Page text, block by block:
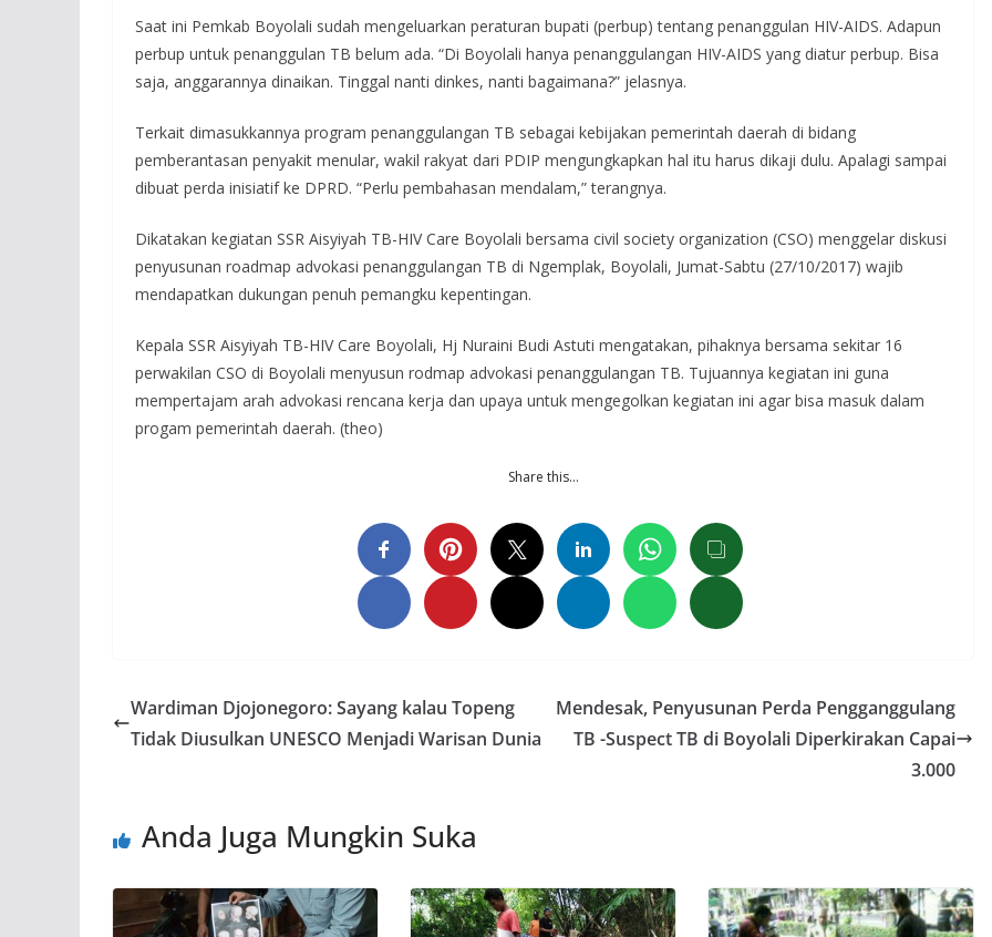
Saat ini Pemkab Boyolali sudah mengeluarkan peraturan bupati (perbup) tentang penanggulan HIV-AIDS. Adapun
perbup untuk penanggulan TB belum ada. “Di Boyolali hanya penanggulangan HIV-AIDS yang diatur perbup. Bisa
saja, anggarannya dinaikan. Tinggal nanti dinkes, nanti bagaimana?” jelasnya.
Terkait dimasukkannya program penanggulangan TB sebagai kebijakan pemerintah daerah di bidang
pemberantasan penyakit menular, wakil rakyat dari PDIP mengungkapkan hal itu harus dikaji dulu. Apalagi sampai
dibuat perda inisiatif ke DPRD. “Perlu pembahasan mendalam,” terangnya.
Dikatakan kegiatan SSR Aisyiyah TB-HIV Care Boyolali bersama civil society organization (CSO) menggelar diskusi
penyusunan roadmap advokasi penanggulangan TB di Ngemplak, Boyolali, Jumat-Sabtu (27/10/2017) wajib
mendapatkan dukungan penuh pemangku kepentingan.
Kepala SSR Aisyiyah TB-HIV Care Boyolali, Hj Nuraini Budi Astuti mengatakan, pihaknya bersama sekitar 16
perwakilan CSO di Boyolali menyusun rodmap advokasi penanggulangan TB. Tujuannya kegiatan ini guna
mempertajam arah advokasi rencana kerja dan upaya untuk mengegolkan kegiatan ini agar bisa masuk dalam
progam pemerintah daerah. (theo)
Share this…
Wardiman Djojonegoro: Sayang kalau Topeng
Tidak Diusulkan UNESCO Menjadi Warisan Dunia
Mendesak, Penyusunan Perda Pengganggulang
TB -Suspect TB di Boyolali Diperkirakan Capai
3.000
Anda Juga Mungkin Suka